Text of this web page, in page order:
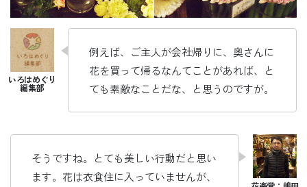
例えば、ご主人が会社帰りに、奥さんに
花を買って帰るなんてことがあれば、と
ても素敵なことだな、と思うのですが。
そうですね。とても美しい行動だと思い
ます。花は衣食住に入っていませんが、